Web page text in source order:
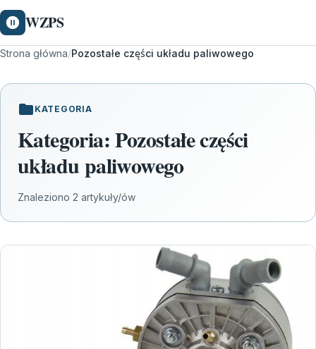
WZPS
Strona główna/Pozostałe części układu paliwowego
KATEGORIA
Kategoria:Pozostałe części
układu paliwowego
Znaleziono 2 artykuły/ów